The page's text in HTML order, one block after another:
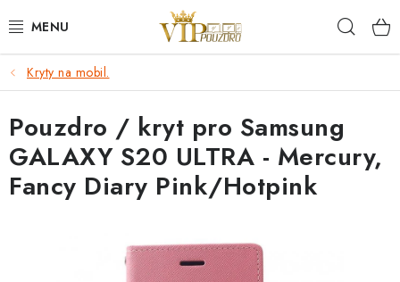
na
KRYTY NA MOBIL.
OCHRANA DISPLEJE - SKLO A FÓLIE
KABELY A NABÍJEČKY
DRŽÁKY A STOJÁNKY
Kryty na mobil.
Pouzdro / kryt pro Samsung
GALAXY S20 ULTRA - Mercury,
Fancy Diary Pink/Hotpink